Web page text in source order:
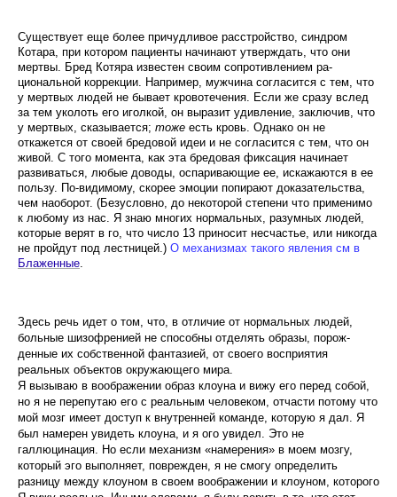
Существует еще более причудливое расстройство, синдром
Котара, при котором пациенты начинают утверждать, что они
мертвы. Бред Котяра известен своим сопротивлением ра­
циональной коррекции. Например, мужчина согла­сится с тем, что
у мертвых людей не бывает крово­течения. Если же сразу вслед
за тем уколоть его иголкой, он выразит удивление, заключив, что
у мерт­вых, сказывается; тоже есть кровь. Однако он не
откажется от своей бредовой идеи и не согласится с тем, что он
живой. С того момента, как эта бредовая фиксация начинает
развиваться, любые доводы, оспа­ривающие ее, искажаются в ее
пользу. По-видимо­му, скорее эмоции попирают доказательства,
чем на­оборот. (Безусловно, до некоторой степени что при­менимо
к любому из нас. Я знаю многих нормаль­ных, разумных людей,
которые верят в го, что число 13 приносит несчастье, или никогда
не пройдут под лестницей.) О механизмах такого явления см в
Блаженные.
Здесь речь идет о том, что, в отличие от нормальных людей,
больные шизофренией не способны отделять образы, порож­
денные их собственной фантазией, от своего восприя­тия
реальных объектов окружающего мира.
Я вызываю в воображении образ клоуна и вижу его перед собой,
но я не перепутаю его с реальным человеком, отчасти потому что
мой мозг имеет до­ступ к внутренней команде, которую я дал. Я
был намерен увидеть клоуна, и я ого увидел. Это не
галлюцинация. Но если механизм «намерения» в моем мозгу,
который эго выполняет, поврежден, я не смогу определить
разницу между клоуном в своем вообра­жении и клоуном, которого